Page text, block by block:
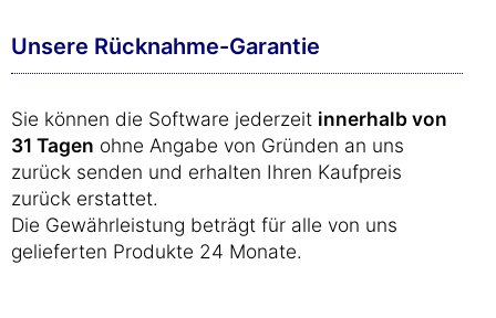
Unsere Rücknahme-Garantie
Sie können die Software jederzeit innerhalb von
31 Tagen ohne Angabe von Gründen an uns
zurück senden und erhalten Ihren Kaufpreis
zurück erstattet.
Die Gewährleistung beträgt für alle von uns
gelieferten Produkte 24 Monate.